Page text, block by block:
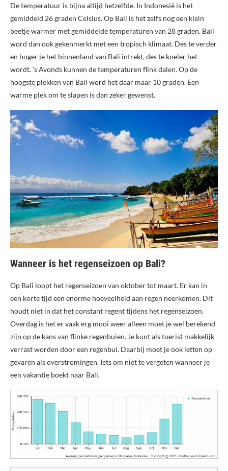
De temperatuur is bijna altijd hetzelfde. In Indonesië is het
gemiddeld 26 graden Celsius. Op Bali is het zelfs nog een klein
beetje warmer met gemiddelde temperaturen van 28 graden. Bali
word dan ook gekenmerkt met een tropisch klimaat. Des te verder
en hoger je het binnenland van Bali intrekt, des te koeler het
wordt. ’s Avonds kunnen de temperaturen flink dalen. Op de
hoogste plekken van Bali word het daar maar 10 graden. Een
warme plek om te slapen is dan zeker gewenst.
Wanneer is het regenseizoen op Bali?
Op Bali loopt het regenseizoen van oktober tot maart. Er kan in
een korte tijd een enorme hoeveelheid aan regen neerkomen. Dit
houdt niet in dat het constant regent tijdens het regenseizoen.
Overdag is het er vaak erg mooi weer alleen moet je wel berekend
zijn op de kans van flinke regenbuien. Je kunt als toerist makkelijk
verrast worden door een regenbui. Daarbij moet je ook letten op
gevaren als overstromingen. Iets om niet te vergeten wanneer je
een vakantie boekt naar Bali.